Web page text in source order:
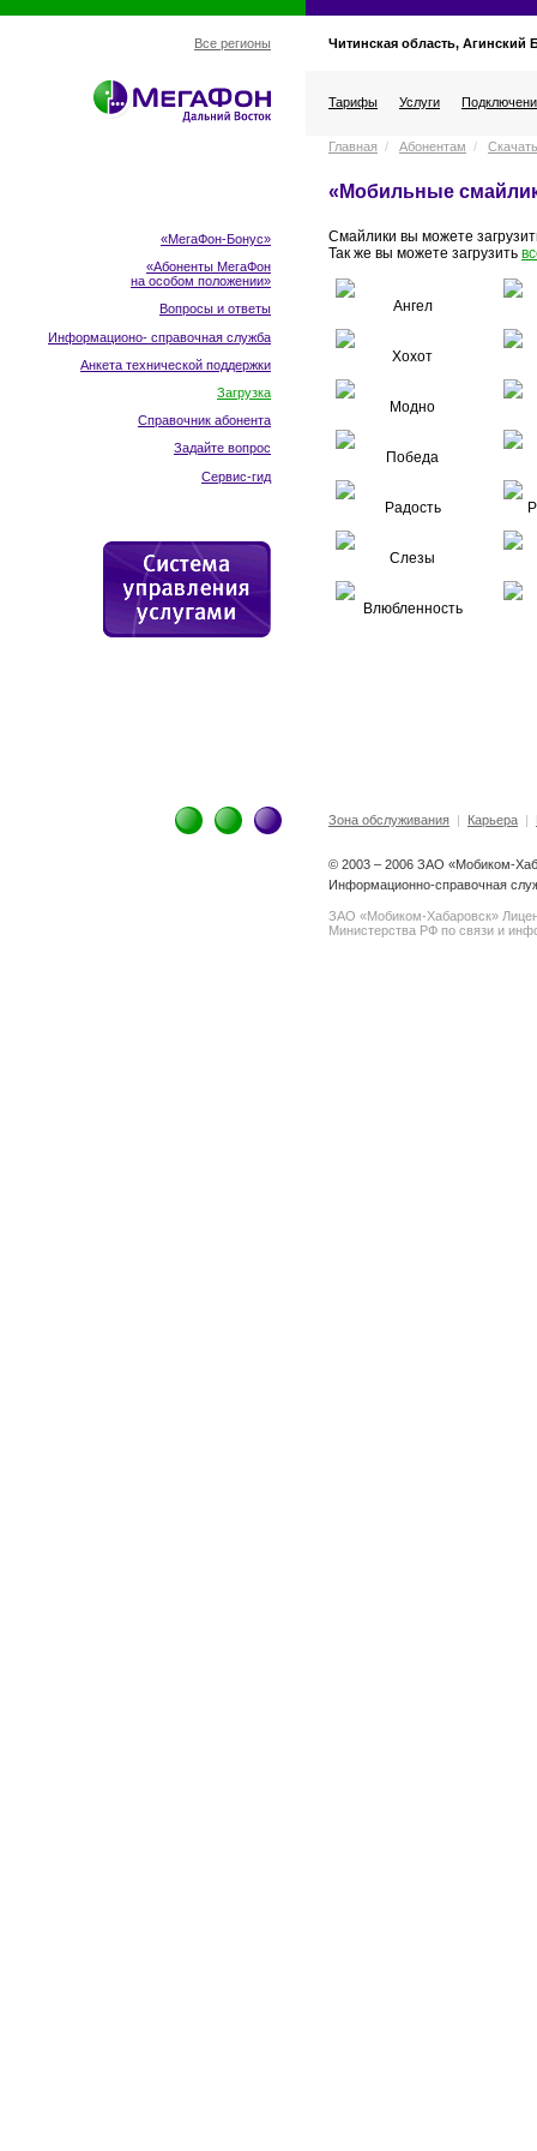
Все регионы Читинская область, Агинский
Тарифы Услуги
«МегаФон-Бонус»
«Абоненты МегаФон
на особом положении»
Вопросы и ответы
Информационо- справочная служба
Анкета технической поддержки
Загрузка
Справочник абонента
Задайте вопрос
Сервис-гид
Главная / Абонентам / Скачать
«Мобильные
Смайлики вы можете
Так же вы можете загрузить
Ангел
Хохот
Модно
Победа
Радость
Слезы
Влюбленность
Зона обслуживания| Карьера|
© 2003 – 2006 ЗАО «Мобиком-
Информационно-справочная
ЗАО «Мобиком-Хабаровск»
Министерства РФ по связи и